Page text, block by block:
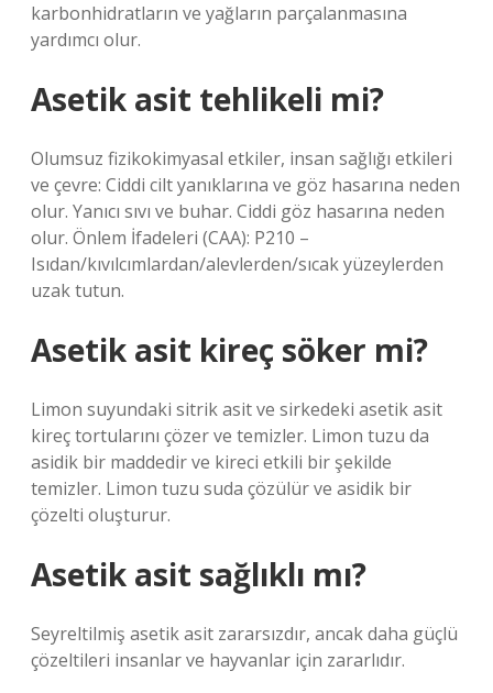
karbonhidratların ve yağların parçalanmasına
yardımcı olur.
Asetik asit tehlikeli mi?
Olumsuz fizikokimyasal etkiler, insan sağlığı etkileri
ve çevre: Ciddi cilt yanıklarına ve göz hasarına neden
olur. Yanıcı sıvı ve buhar. Ciddi göz hasarına neden
olur. Önlem İfadeleri (CAA): P210 –
Isıdan/kıvılcımlardan/alevlerden/sıcak yüzeylerden
uzak tutun.
Asetik asit kireç söker mi?
Limon suyundaki sitrik asit ve sirkedeki asetik asit
kireç tortularını çözer ve temizler. Limon tuzu da
asidik bir maddedir ve kireci etkili bir şekilde
temizler. Limon tuzu suda çözülür ve asidik bir
çözelti oluşturur.
Asetik asit sağlıklı mı?
Seyreltilmiş asetik asit zararsızdır, ancak daha güçlü
çözeltileri insanlar ve hayvanlar için zararlıdır.